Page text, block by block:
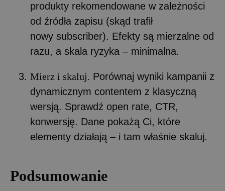
produkty rekomendowane w zależności
od źródła zapisu (skąd trafił
nowy subscriber). Efekty są mierzalne od
razu, a skala ryzyka – minimalna.
Mierz i skaluj. Porównaj wyniki kampanii z
dynamicznym contentem z klasyczną
wersją. Sprawdź open rate, CTR,
konwersję. Dane pokażą Ci, które
elementy działają – i tam właśnie skaluj.
Podsumowanie